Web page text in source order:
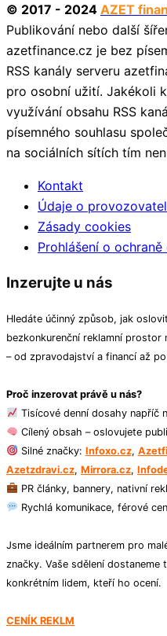
© 2017 - 2024 AZET
Publikování nebo další
azetfinance.cz je bez
RSS kanály serveru
pro osobní užití. Jakékoli
využívání obsahu RSS
písemného souhlasu
na sociálních sítích tím
Kontakt
Údaje o
Zásady cookies
Prohlášení o
Inzerujte u nás
Hledáte účinný způsob, jak
bezkonkurenční reklamní
– od zpravodajství a financí až
Proč inzerovat právě u nás?
Tisícové denní dosahy napříč
Cílený obsah – oslovujete
Silné značky: Infoxo.cz,
Azetzdravi.cz, Mirrora.cz,
PR články, bannery, nativní
Rychlá komunikace, férové
Jsme ideálním partnerem pro
značky. Vaše sdělení dostaneme
konkrétním lidem, kteří ho ocení.
CENÍK REKLM